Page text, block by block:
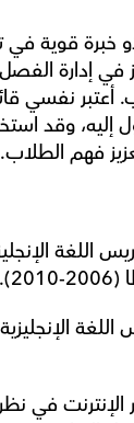
فهم الطلاب.